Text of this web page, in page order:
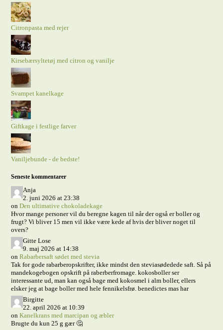
Citronpasta med rejer
Kirsebærsyltetøj med citron og vanilje
Svampet kanelkage
Giftkage i festlige farver
Vaniljebunde - de bedste!
Seneste kommentarer
Anja
2. juni 2026 at 23:38
onDen ultimative chokoladekage
Hvor mange personer vil du beregne kagen til når der også er boller og
frugt? Vi bliver 15 men vil ikke være kede af hvis der bliver noget til
overs?
Gitte Lose
9. maj 2026 at 14:38
onRabarbersaft sødet med stevia
Tak for gode rabarberopskrifter, ikke mindst den steviasødedede saft. Så på
mandekogebogen opskrift på raberberfromage. kokosboller ser
interessante ud, man kan også bage med kokosmel i alm boller, ellers
elsker jeg at bage boller med hele fennikelsfrø. benedictes mas har
Birgitte
22. april 2026 at 10:39
onKanelkrans med marcipan og æbler
Brugte du kun 25 g gær 🤔